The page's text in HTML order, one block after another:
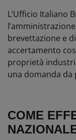
L’Ufficio Italiano
brevettazione e
accertamento
proprietà
una domanda da
COME